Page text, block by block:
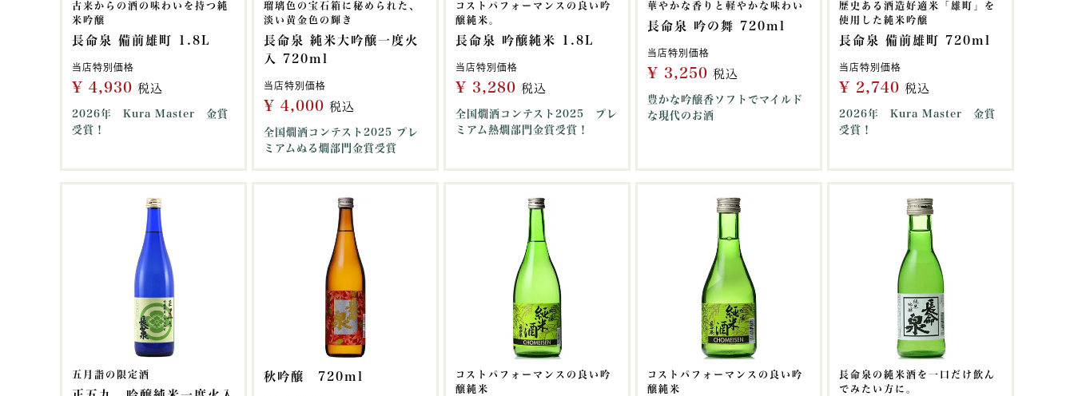
古来からの酒の味わいを持つ純
米吟醸
長命泉 備前雄町 1.8L
当店特別価格
¥ 4,930 税込
2026年 Kura Master 金賞
受賞！
瑠璃色の宝石箱に秘められた、
淡い黄金色の輝き
長命泉 純米大吟醸一度火
入 720ml
当店特別価格
¥ 4,000 税込
全国燗酒コンテスト2025 プレ
ミアムぬる燗部門金賞受賞
コストパフォーマンスの良い吟
醸純米。
長命泉 吟醸純米 1.8L
当店特別価格
¥ 3,280 税込
全国燗酒コンテスト2025 プレ
ミアム熱燗部門金賞受賞！
華やかな香りと軽やかな味わい
長命泉 吟の舞 720ml
当店特別価格
¥ 3,250 税込
豊かな吟醸香ソフトでマイルド
な現代のお酒
歴史ある酒造好適米「雄町」を
使用した純米吟醸
長命泉 備前雄町 720ml
当店特別価格
¥ 2,740 税込
2026年 Kura Master 金賞
受賞！
五月詣の限定酒 秋吟醸 720ml
コストパフォーマンスの良い吟
醸純米
コストパフォーマンスの良い吟
醸純米
長命泉の純米酒を一口だけ飲ん
でみたい方に。